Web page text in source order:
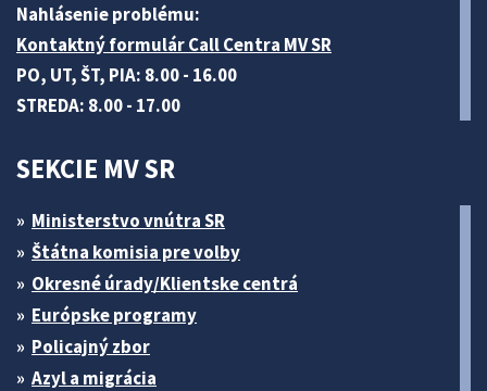
Nahlásenie problému:
Kontaktný formulár Call Centra MV SR
PO, UT, ŠT, PIA: 8.00 - 16.00
STREDA: 8.00 - 17.00
SEKCIE MV SR
Ministerstvo vnútra SR
Štátna komisia pre volby
Okresné úrady/Klientske centrá
Európske programy
Policajný zbor
Azyl a migrácia